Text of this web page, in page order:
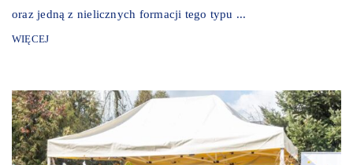
oraz jedną z nielicznych formacji tego typu ...
WIĘCEJ